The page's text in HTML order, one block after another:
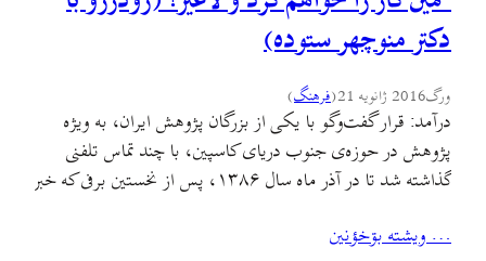
دکتر منوچهر ستوده)
ورگ2016 ژانویه 21 (فرهنگ)
درآمد: قرار گفت‌وگو با یکی از بزرگان پژوهش ایران، به ویژه
پژوهش در حوزه‌ی جنوب دریای کاسپین، با چند تماس تلفنی
گذاشته شد تا در آذر ماه سال ۱۳۸۶، پس از نخستین برفی که خبر
ویلایی زیبای نویسنده‌ی «از آستارا تا استارباد»، در مقابل…
… ويشته بۊخؤنين